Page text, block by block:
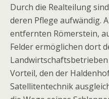
Durch die Realteilung
deren Pflege aufwändig.
entfernten Römerstein,
Felder ermöglichen dort
Vorteil, den der
Satellitentechnik